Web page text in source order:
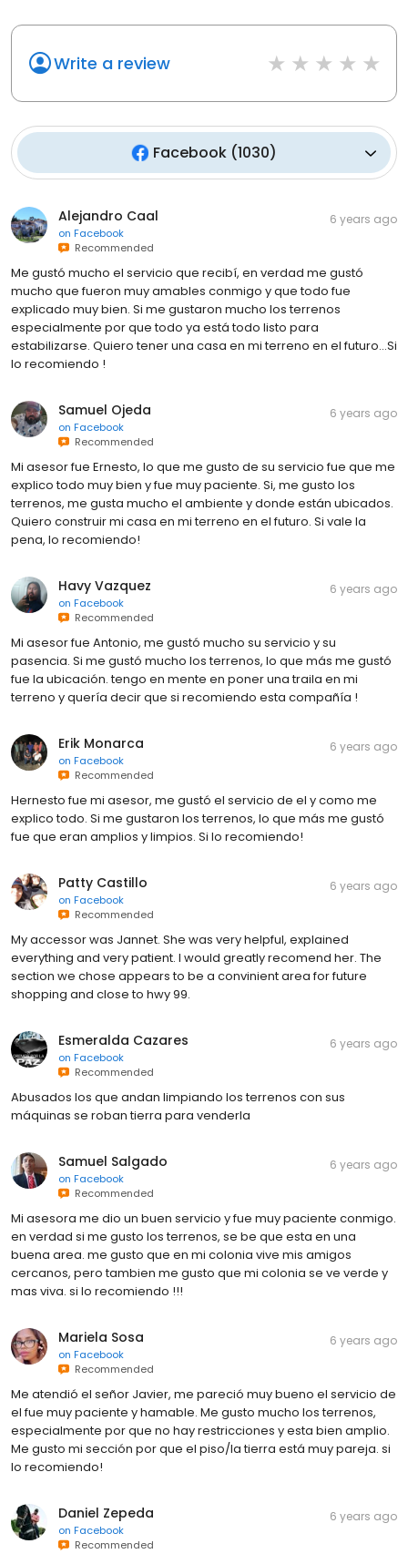
Write a review
Facebook (1030)
Alejandro Caal
on Facebook
Recommended
6 years ago
Me gustó mucho el servicio que recibí, en verdad me gustó
mucho que fueron muy amables conmigo y que todo fue
explicado muy bien. Si me gustaron mucho los terrenos
especialmente por que todo ya está todo listo para
estabilizarse. Quiero tener una casa en mi terreno en el futuro...Si
lo recomiendo !
Samuel Ojeda
on Facebook
Recommended
6 years ago
Mi asesor fue Ernesto, lo que me gusto de su servicio fue que me
explico todo muy bien y fue muy paciente. Si, me gusto los
terrenos, me gusta mucho el ambiente y donde están ubicados.
Quiero construir mi casa en mi terreno en el futuro. Si vale la
pena, lo recomiendo!
Havy Vazquez
on Facebook
Recommended
6 years ago
Mi asesor fue Antonio, me gustó mucho su servicio y su
pasencia. Si me gustó mucho los terrenos, lo que más me gustó
fue la ubicación. tengo en mente en poner una traila en mi
terreno y quería decir que si recomiendo esta compañía !
Erik Monarca
on Facebook
Recommended
6 years ago
Hernesto fue mi asesor, me gustó el servicio de el y como me
explico todo. Si me gustaron los terrenos, lo que más me gustó
fue que eran amplios y limpios. Si lo recomiendo!
Patty Castillo
on Facebook
Recommended
6 years ago
My accessor was Jannet. She was very helpful, explained
everything and very patient. I would greatly recomend her. The
section we chose appears to be a convinient area for future
shopping and close to hwy 99.
Esmeralda Cazares
on Facebook
Recommended
6 years ago
Abusados los que andan limpiando los terrenos con sus
máquinas se roban tierra para venderla
Samuel Salgado
on Facebook
Recommended
6 years ago
Mi asesora me dio un buen servicio y fue muy paciente conmigo.
en verdad si me gusto los terrenos, se be que esta en una
buena area. me gusto que en mi colonia vive mis amigos
cercanos, pero tambien me gusto que mi colonia se ve verde y
mas viva. si lo recomiendo !!!
Mariela Sosa
on Facebook
Recommended
6 years ago
Me atendió el señor Javier, me pareció muy bueno el servicio de
el fue muy paciente y hamable. Me gusto mucho los terrenos,
especialmente por que no hay restricciones y esta bien amplio.
Me gusto mi sección por que el piso/la tierra está muy pareja. si
lo recomiendo!
Daniel Zepeda
on Facebook
Recommended
6 years ago